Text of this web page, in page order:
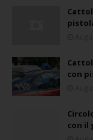
con
con il